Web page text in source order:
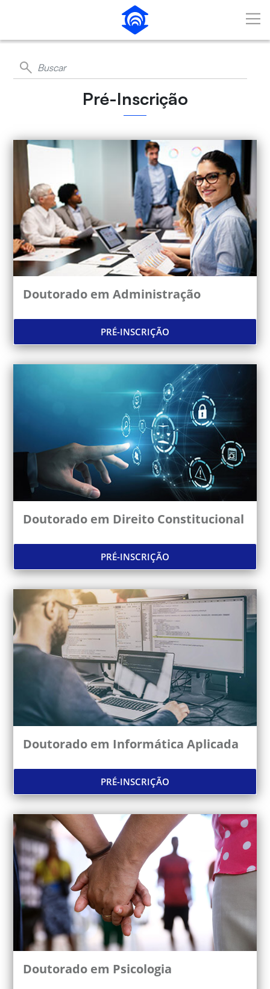
Pular para o Conteúdo principal
Pré-Inscrição
Doutorado em Administração
PRÉ-INSCRIÇÃO
Doutorado em Direito Constitucional
PRÉ-INSCRIÇÃO
Doutorado em Informática Aplicada
PRÉ-INSCRIÇÃO
Doutorado em Psicologia